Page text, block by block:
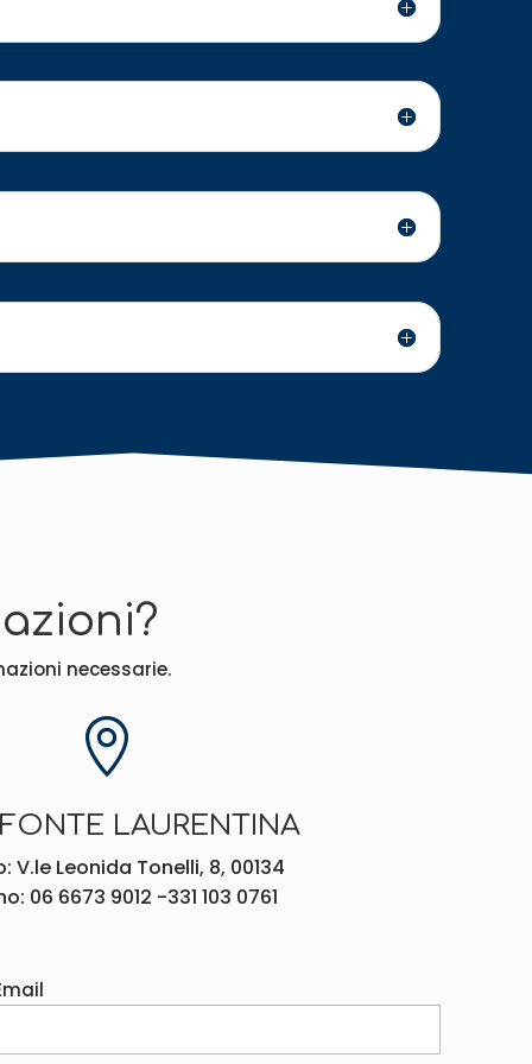
necessarie.

LAURENTINA
V.le Leonida Tonelli, 8, 00134
06 6673 9012 -331 103 0761